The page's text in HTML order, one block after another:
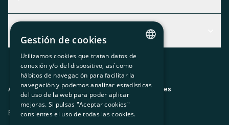
Descubre qué servicio te encaja mejor
Contacto
Actualidad
El rincón de la socia
Prensa
Trabaja con nosotros
Aviso legalPolítica de privacidadPolítica de cookies
ES CAGLEU
CATALAN
SPANISH
GL
BASQUE
Gestión de cookies
Utilizamos cookies que tratan datos de
conexión y/o del dispositivo, así como
hábitos de navegación para facilitar la
navegación y podemos analizar estadísticas
del uso de la web para poder aplicar
mejoras. Si pulsas "Aceptar cookies"
consientes el uso de todas las cookies.